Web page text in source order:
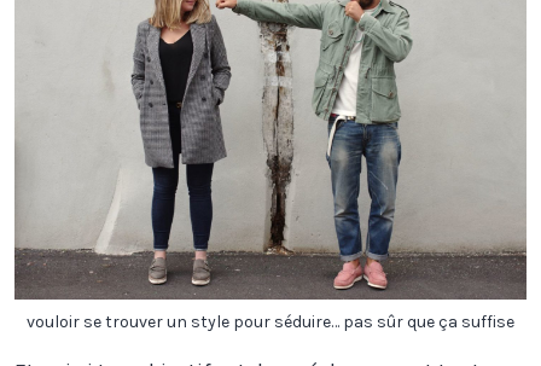
vouloir se trouver un style pour séduire… pas sûr que ça suffise